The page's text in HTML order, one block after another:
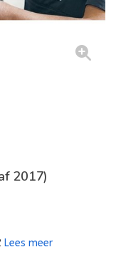
2017)
Lees meer